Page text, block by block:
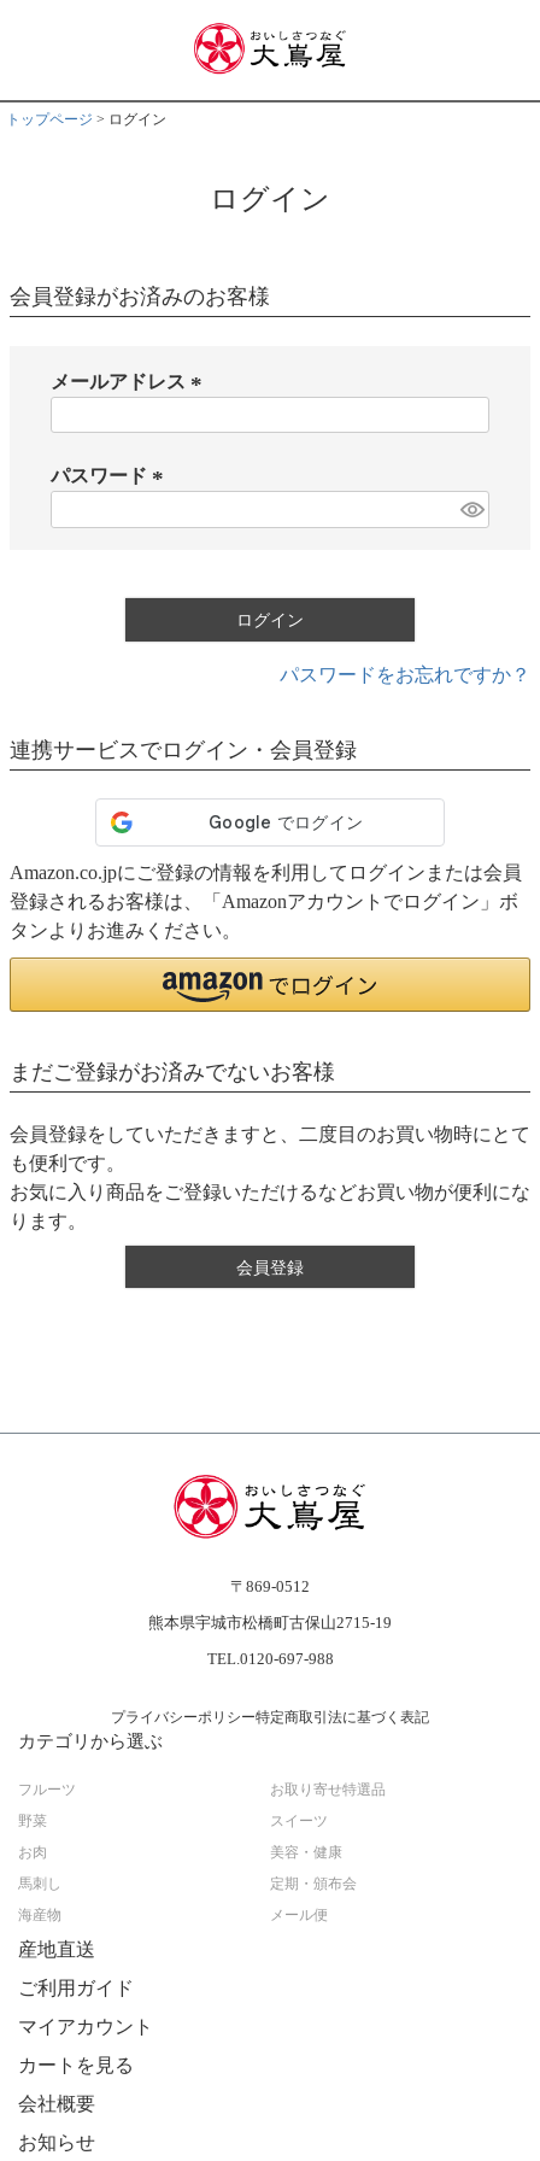
トップページ ログイン
ログイン
会員登録がお済みのお客様
メールアドレス
パスワード
)
ログイン
パスワードをお忘れですか？
連携サービスでログイン・会員登録
Amazon.co.jpにご登録の情報を利用してログインまたは会員
登録されるお客様は、「Amazonアカウントでログイン」ボ
タンよりお進みください。
まだご登録がお済みでないお客様
会員登録をしていただきますと、二度目のお買い物時にとて
も便利です。
お気に入り商品をご登録いただけるなどお買い物が便利にな
ります。
会員登録
〒869-0512
熊本県宇城市松橋町古保山2715-19
TEL.0120-697-988
プライバシーポリシー特定商取引法に基づく表記
カテゴリから選ぶ
フルーツ
野菜
お肉
馬刺し
海産物
お取り寄せ特選品
スイーツ
美容・健康
定期・頒布会
メール便
産地直送
ご利用ガイド
マイアカウント
カートを見る
会社概要
お知らせ